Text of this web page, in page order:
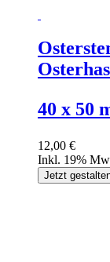
40 x 50
12,00 €
Inkl. 19%
Jetzt